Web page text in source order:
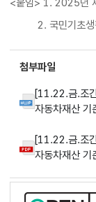
2. 국민기초생활
첨부파일
[11.22.금.조
자동차재산
[11.22.금.조
자동차재산